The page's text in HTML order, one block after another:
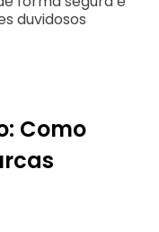
duvidosos
Como